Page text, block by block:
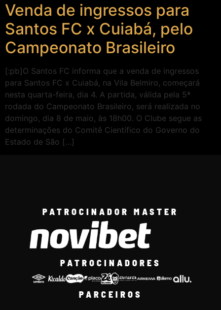
Venda de ingressos para
Santos FC x Cuiabá, pelo
Campeonato Brasileiro
[:pb]O Santos FC informa que a venda de ingressos
para Santos FC x Cuiabá, na Vila Belmiro, começará
nesta quarta-feira, dia 4. A partida, válida pela 5ª
rodada do Campeonato Brasileiro, será realizada no
domingo, dia 8 de maio, às 18h00. O Clube segue as
determinações do Comitê Científico do Governo do
Estado de São […]
PATROCINADOR MASTER
PATROCINADORES
PARCEIROS